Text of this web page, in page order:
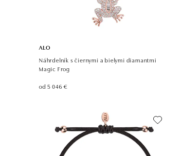
ALO
Náhrdelník s čiernymi a bielymi diamantmi
Magic Frog
od 5 046 €